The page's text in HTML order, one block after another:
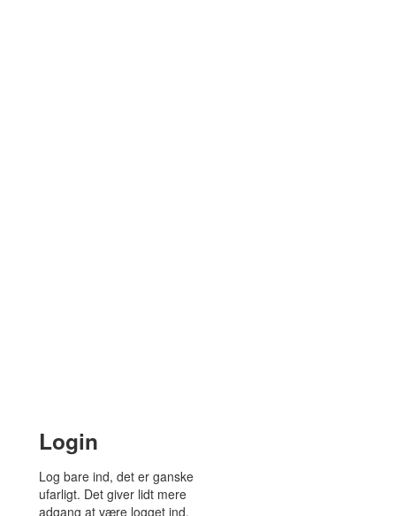
Login
Log bare ind, det er ganske
ufarligt. Det giver lidt mere
adgang at være logget ind.